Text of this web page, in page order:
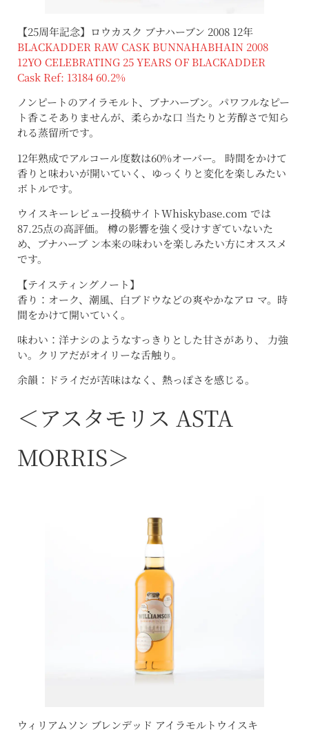
【25周年記念】ロウカスク ブナハーブン 2008 12年
BLACKADDER RAW CASK BUNNAHABHAIN 2008
12YO CELEBRATING 25 YEARS OF BLACKADDER
Cask Ref: 13184 60.2%
ノンピートのアイラモルト、ブナハーブン。パワフルなピー
ト香こそありませんが、柔らかな口 当たりと芳醇さで知ら
れる蒸留所です。
12年熟成でアルコール度数は60%オーバー。 時間をかけて
香りと味わいが開いていく、ゆっくりと変化を楽しみたい
ボトルです。
ウイスキーレビュー投稿サイトWhiskybase.com では
87.25点の高評価。 樽の影響を強く受けすぎていないた
め、ブナハーブ ン本来の味わいを楽しみたい方にオススメ
です。
【テイスティングノート】
香り：オーク、潮風、白ブドウなどの爽やかなアロ マ。時
間をかけて開いていく。
味わい：洋ナシのようなすっきりとした甘さがあり、 力強
い。クリアだがオイリーな舌触り。
余韻：ドライだが苦味はなく、熱っぽさを感じる。
＜アスタモリス ASTA
MORRIS＞
ウィリアムソン ブレンデッド アイラモルトウイスキ